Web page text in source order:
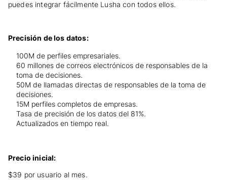
puedes integrar fácilmente Lusha con todos ellos.
Precisión de los datos:
100M de perfiles empresariales.
60 millones de correos electrónicos de responsables de la
toma de decisiones.
50M de llamadas directas de responsables de la toma de
decisiones.
15M perfiles completos de empresas.
Tasa de precisión de los datos del 81%.
Actualizados en tiempo real.
Precio inicial:
$39 por usuario al mes.